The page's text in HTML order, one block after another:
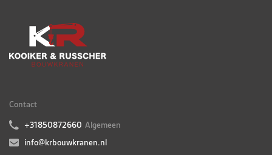
Contact
+31850872660 Algemeen
info@krbouwkranen.nl